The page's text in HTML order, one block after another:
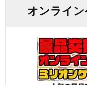
オンライ